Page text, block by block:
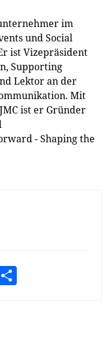
im
und Social
ist Vizepräsident
Supporting
Lektor an der
Mit
ist er Gründer
- Shaping the